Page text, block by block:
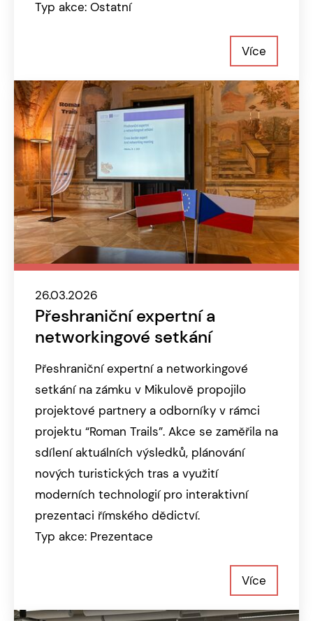
Typ akce: Ostatní
Více
26.03.2026
Přeshraniční expertní a
networkingové setkání
Přeshraniční expertní a networkingové
setkání na zámku v Mikulově propojilo
projektové partnery a odborníky v rámci
projektu “Roman Trails”. Akce se zaměřila na
sdílení aktuálních výsledků, plánování
nových turistických tras a využití
moderních technologií pro interaktivní
prezentaci římského dědictví.
Typ akce: Prezentace
Více